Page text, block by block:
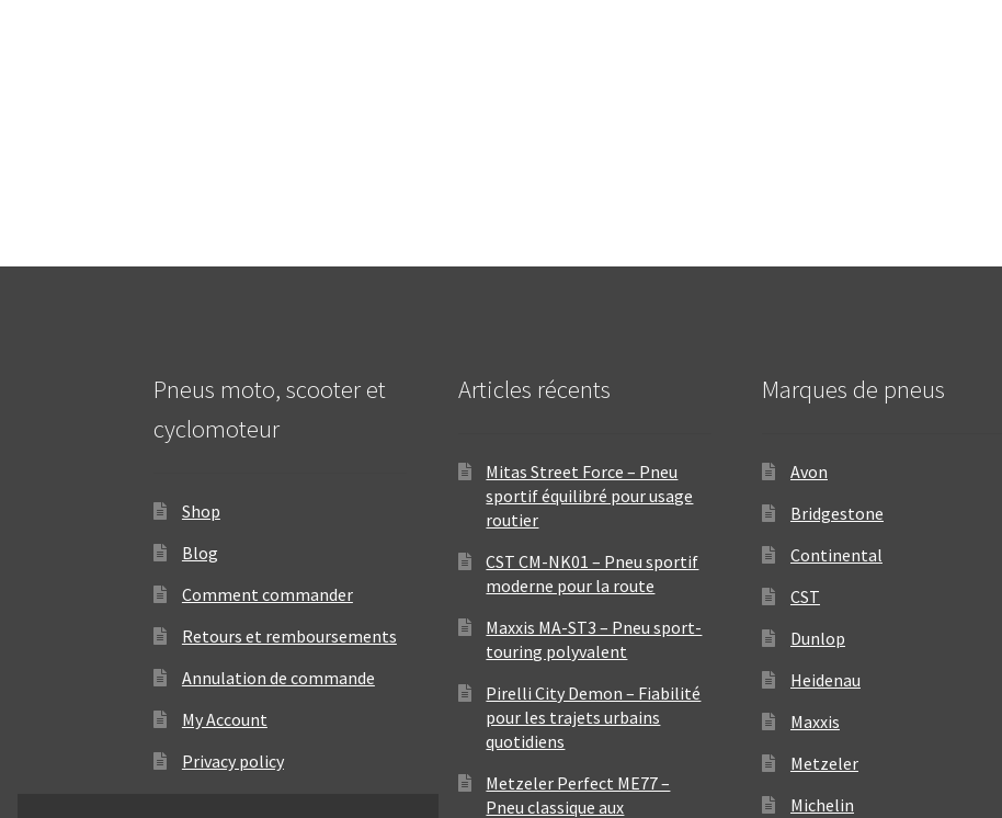
Pneus moto, scooter et
cyclomoteur
Shop
Blog
Comment commander
Retours et remboursements
Annulation de commande
My Account
Privacy policy
Articles récents
Mitas Street Force – Pneu
sportif équilibré pour usage
routier
CST CM-NK01 – Pneu sportif
moderne pour la route
Maxxis MA-ST3 – Pneu sport-
touring polyvalent
Pirelli City Demon – Fiabilité
pour les trajets urbains
quotidiens
Metzeler Perfect ME77 –
Pneu classique aux
Marques de pneus
Avon
Bridgestone
Continental
CST
Dunlop
Heidenau
Maxxis
Metzeler
Michelin